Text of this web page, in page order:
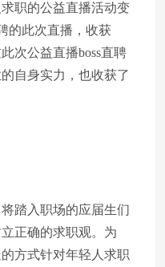
职的公益直播活动变
的此次直播，收获
次公益直播boss直聘
自身实力，也收获了
踏入职场的应届生们
正确的求职观。为
方式针对年轻人求职